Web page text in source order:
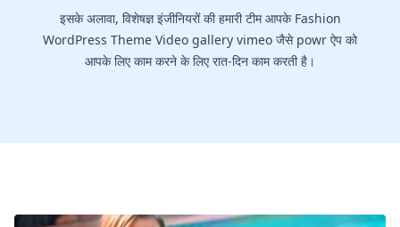
इसके अलावा, विशेषज्ञ इंजीनियरों की हमारी टीम आपके Fashion
WordPress Theme Video gallery vimeo जैसे powr ऐप को
आपके लिए काम करने के लिए रात-दिन काम करती है।